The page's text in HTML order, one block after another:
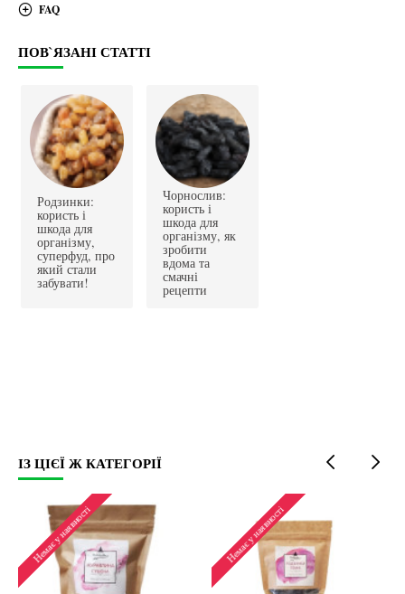
FAQ
ПОВ`ЯЗАНІ СТАТТІ
Родзинки:
користь і
шкода для
організму,
суперфуд, про
який стали
забувати!
Чорнослив:
користь і
шкода для
організму, як
зробити
вдома та
смачні
рецепти
ІЗ ЦІЄЇ Ж КАТЕГОРІЇ
Топ продаж
Немає у наявності Немає у наявності